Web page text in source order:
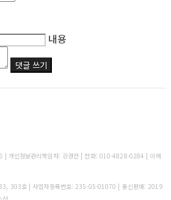
내용
댓글 쓰기
) | 개인정보관리책임자: 강경찬 | 전화: 010-4828-0284 | 이메
303호 | 사업자등록번호:235-05-01070 | 통신판매:2019